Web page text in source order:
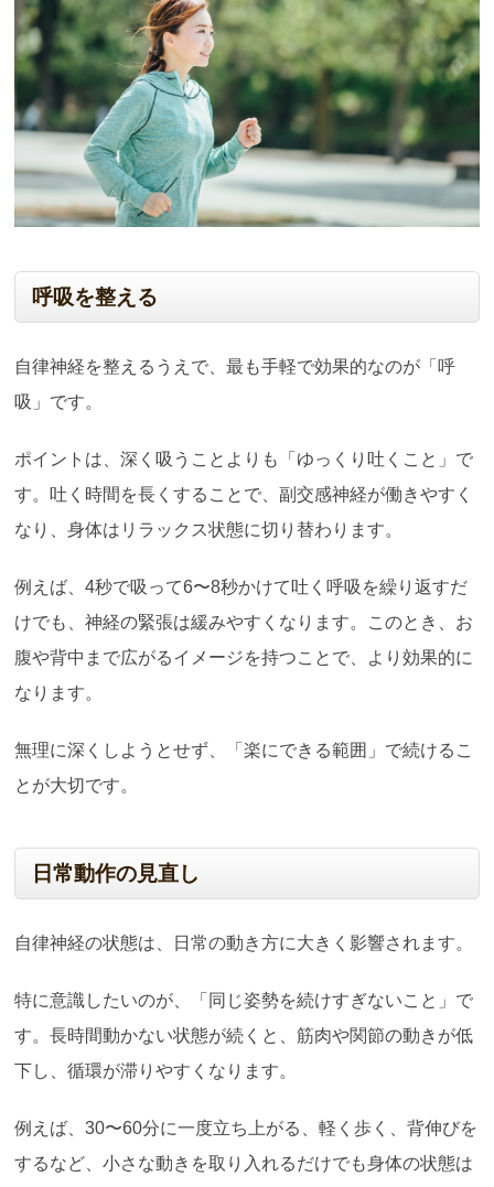
呼吸を整える
自律神経を整えるうえで、最も手軽で効果的なのが「呼
吸」です。
ポイントは、深く吸うことよりも「ゆっくり吐くこと」で
す。吐く時間を長くすることで、副交感神経が働きやすく
なり、身体はリラックス状態に切り替わります。
例えば、4秒で吸って6〜8秒かけて吐く呼吸を繰り返すだ
けでも、神経の緊張は緩みやすくなります。このとき、お
腹や背中まで広がるイメージを持つことで、より効果的に
なります。
無理に深くしようとせず、「楽にできる範囲」で続けるこ
とが大切です。
日常動作の見直し
自律神経の状態は、日常の動き方に大きく影響されます。
特に意識したいのが、「同じ姿勢を続けすぎないこと」で
す。長時間動かない状態が続くと、筋肉や関節の動きが低
下し、循環が滞りやすくなります。
例えば、30〜60分に一度立ち上がる、軽く歩く、背伸びを
するなど、小さな動きを取り入れるだけでも身体の状態は